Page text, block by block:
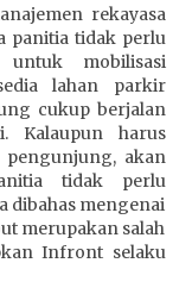
rekayasa
panitia tidak perlu
mobilisasi
lahan parkir
cukup berjalan
Kalaupun harus
akan
tidak perlu
dibahas mengenai
merupakan salah
Infront selaku